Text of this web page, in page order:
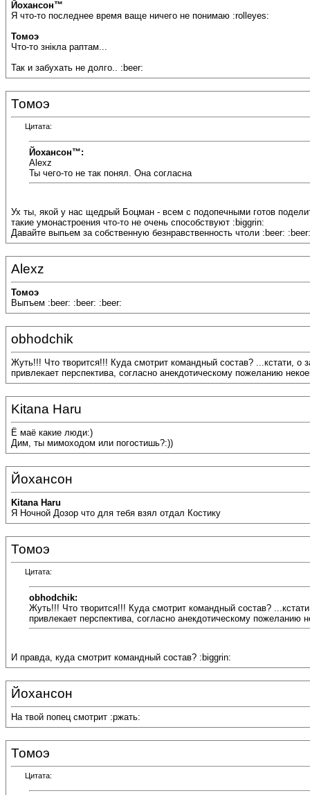
Йохансон™
Я что-то последнее время ваще ничего не понимаю :rolleyes:
Томоэ
Что-то знiкла раптам...
Так и забухать не долго.. :beer:
Томоэ
Цитата:
Йохансон™:
Alexz
Ты чего-то не так понял. Она согласна
Ух ты, якой у нас щедрый Боцман - всем с подопечными готов
такие умонастроения что-то не очень способствуют :biggrin:
Давайте выпьем за собственную безнравственность чтоли :beer:
Alexz
Томоэ
Выпъем :beer: :beer: :beer:
obhodchik
Жуть!!! Что творится!!! Куда смотрит командный состав? ...кстати,
привлекает перспектива, согласно анекдотическому пожеланию
Kitana Haru
Ё маё какие люди:)
Дим, ты мимоходом или погостишь?:))
Йохансон
Kitana Haru
Я Ночной Дозор что для тебя взял отдал Костику
Томоэ
Цитата:
obhodchik:
Жуть!!! Что творится!!! Куда смотрит командный состав?
привлекает перспектива, согласно анекдотическому пожеланию
И правда, куда смотрит командный состав? :biggrin:
Йохансон
На твой попец смотрит :ржать:
Томоэ
Цитата: